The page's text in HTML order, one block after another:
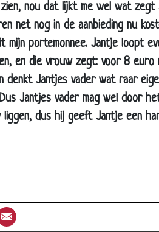
nou dat lijkt me wel wat
net nog in de aanbieding nu
mijn portemonnee. Jantje loopt
en die vrouw zegt: voor 8
denkt Jantjes vader wat raar
Jantjes vader mag wel door
dus hij geeft Jantje een
Rarara
Indianen
Waaien...
Sex
Leuk smsje
Nat en stijf
Onnozel